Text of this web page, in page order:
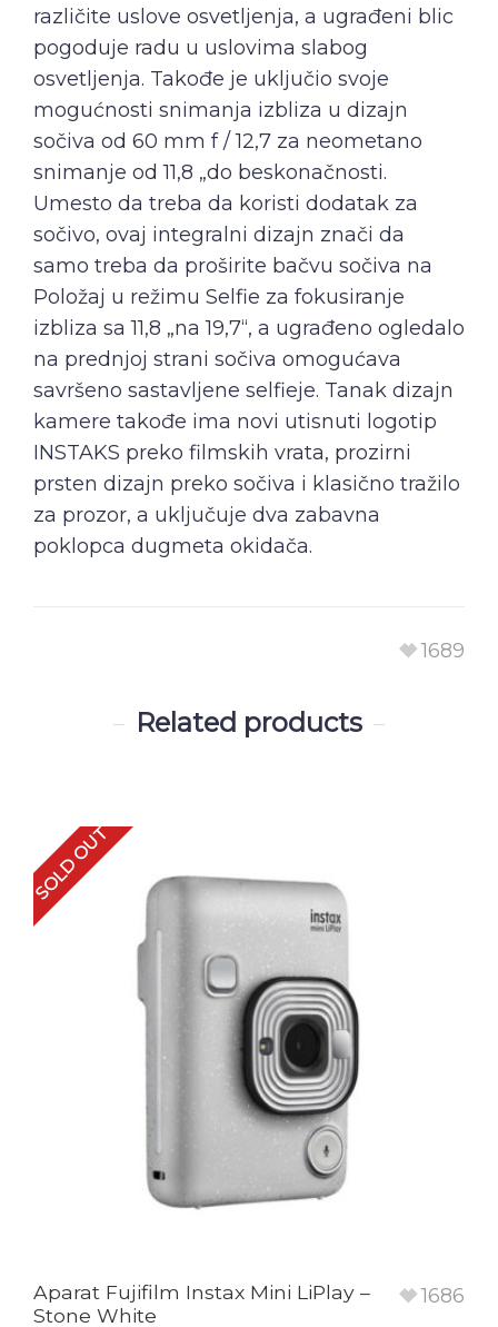
različite uslove osvetljenja, a ugrađeni blic
pogoduje radu u uslovima slabog
osvetljenja. Takođe je uključio svoje
mogućnosti snimanja izbliza u dizajn
sočiva od 60 mm f / 12,7 za neometano
snimanje od 11,8 „do beskonačnosti.
Umesto da treba da koristi dodatak za
sočivo, ovaj integralni dizajn znači da
samo treba da proširite bačvu sočiva na
Položaj u režimu Selfie za fokusiranje
izbliza sa 11,8 „na 19,7“, a ugrađeno ogledalo
na prednjoj strani sočiva omogućava
savršeno sastavljene selfieje. Tanak dizajn
kamere takođe ima novi utisnuti logotip
INSTAKS preko filmskih vrata, prozirni
prsten dizajn preko sočiva i klasično tražilo
za prozor, a uključuje dva zabavna
poklopca dugmeta okidača.
1689
Related products
SOLD OUT
Aparat Fujifilm Instax Mini LiPlay –
Stone White
1686